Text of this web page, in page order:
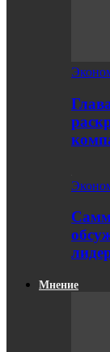
Мнение